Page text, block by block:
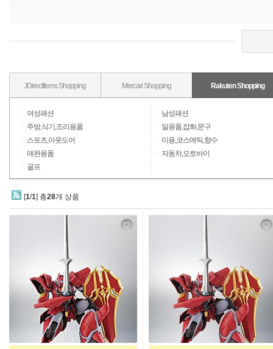
JDirectItems Shopping Mercari Shopping Rakuten Shopping
여성패션
남성패션
주방,식기,조리용품
일용품,잡화,문구
스포츠,아웃도어
미용,코스메틱,향수
애완용품
자동차,오토바이
골프
[1/1] 총28개 상품